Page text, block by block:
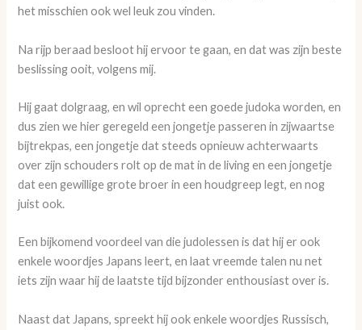
het misschien ook wel leuk zou vinden.
Na rijp beraad besloot hij ervoor te gaan, en dat was zijn beste
beslissing ooit, volgens mij.
Hij gaat dolgraag, en wil oprecht een goede judoka worden, en
dus zien we hier geregeld een jongetje passeren in zijwaartse
bijtrekpas, een jongetje dat steeds opnieuw achterwaarts
over zijn schouders rolt op de mat in de living en een jongetje
dat een gewillige grote broer in een houdgreep legt, en nog
juist ook.
Een bijkomend voordeel van die judolessen is dat hij er ook
enkele woordjes Japans leert, en laat vreemde talen nu net
iets zijn waar hij de laatste tijd bijzonder enthousiast over is.
Naast dat Japans, spreekt hij ook enkele woordjes Russisch,